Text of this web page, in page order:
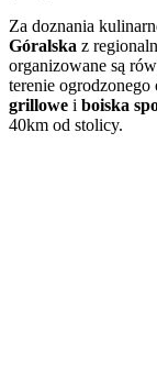
Za doznania
Góralska z
organizowane są
terenie ogrodzonego
grillowe i boiska
40km od stolicy.